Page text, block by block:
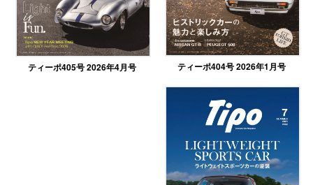
ティーポ405号 2026年4月号 ティーポ404号 2026年1月号